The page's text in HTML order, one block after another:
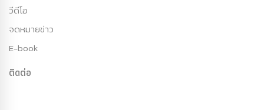
วีดีโอ
จดหมายข่าว
E-book
ติดต่อ